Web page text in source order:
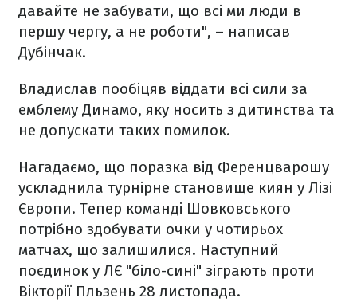
давайте не забувати, що всі ми люди в
першу чергу, а не роботи", – написав
Дубінчак.
Владислав пообіцяв віддати всі сили за
емблему Динамо, яку носить з дитинства та
не допускати таких помилок.
Нагадаємо, що поразка від Ференцварошу
ускладнила турнірне становище киян у Лізі
Європи. Тепер команді Шовковського
потрібно здобувати очки у чотирьох
матчах, що залишилися. Наступний
поєдинок у ЛЄ "біло-сині" зіграють проти
Вікторії Пльзень 28 листопада.